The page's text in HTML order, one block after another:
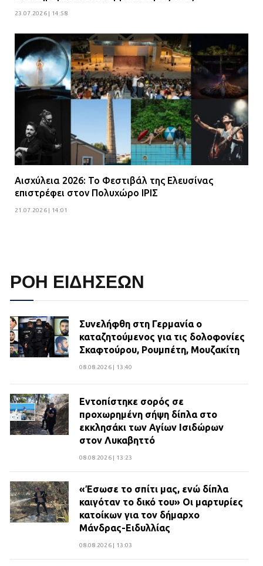
23.07.2026 | 14:58
Αισχύλεια 2026: Το Φεστιβάλ της Ελευσίνας
επιστρέφει στον Πολυχώρο ΙΡΙΣ
21.07.2026 | 14:01
ΡΟΗ ΕΙΔΗΣΕΩΝ
Συνελήφθη στη Γερμανία ο
καταζητούμενος για τις δολοφονίες
Σκαφτούρου, Ρουμπέτη, Μουζακίτη
08.08.2026 | 13:40
Εντοπίστηκε σορός σε
προχωρημένη σήψη δίπλα στο
εκκλησάκι των Αγίων Ισιδώρων
στον Λυκαβηττό
08.08.2026 | 13:23
«Έσωσε το σπίτι μας, ενώ δίπλα
καιγόταν το δικό του» Οι μαρτυρίες
κατοίκων για τον δήμαρχο
Μάνδρας-Ειδυλλίας
08.08.2026 | 13:03